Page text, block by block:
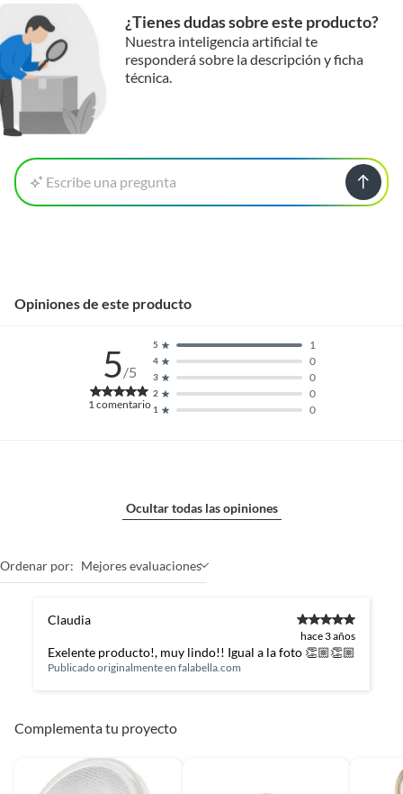
¿Tienes dudas sobre este producto?
Nuestra inteligencia artificial te
responderá sobre la descripción y ficha
técnica.
Escribe una pregunta
Opiniones de este producto
5/5
1 comentario 1 0
2 0
3 0
4 0
5 1
Ocultar todas las opiniones
Ordenar por: Mejores evaluaciones
Claudia
hace 3 años
Exelente producto!, muy lindo!! Igual a la foto 👏🏼👏🏼
Publicado originalmente en falabella.com
Complementa tu proyecto